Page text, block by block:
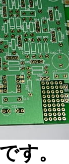
す。